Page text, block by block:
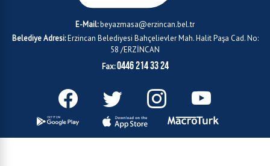
E-Mail:beyazmasa@erzincan.bel.tr
Belediye Adresi:Erzincan Belediyesi Bahçelievler Mah. Halit Paşa Cad. No:
58 /ERZİNCAN
Fax:0446 214 33 24